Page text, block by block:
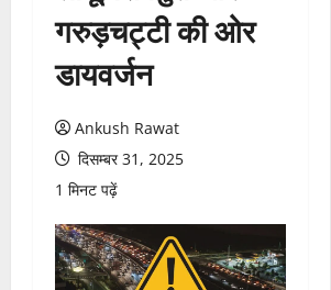
गरुड़चट्टी की ओर
डायवर्जन
Ankush Rawat
दिसम्बर 31, 2025
1 मिनट पढ़ें